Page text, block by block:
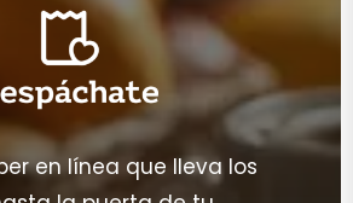
en línea que lleva los